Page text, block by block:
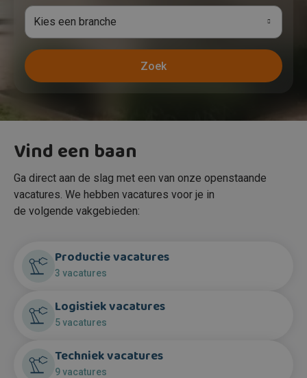
Kies een branche
Zoek
Vind een baan
Ga direct aan de slag met een van onze openstaande
vacatures. We hebben vacatures voor je in
de volgende vakgebieden:
Productie vacatures
3 vacatures
Logistiek vacatures
5 vacatures
Techniek vacatures
9 vacatures